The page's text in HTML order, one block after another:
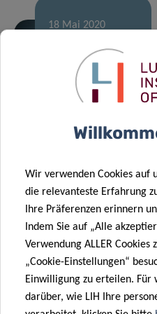
18 Mai 2020
[Article series]
The experts
behind
Luxembourg’s
Fighting
Autoimmunity
and Cancer:
The
Nutritional
Key
First
Luxembourg
patient
Wir verwenden Cookies auf
die relevanteste Erfahrung
Ihre Präferenzen erinnern
Indem Sie auf „Alle
Verwendung ALLER Cookies
„Cookie-Einstellungen“
Einwilligung zu erteilen.
darüber, wie LIH Ihre